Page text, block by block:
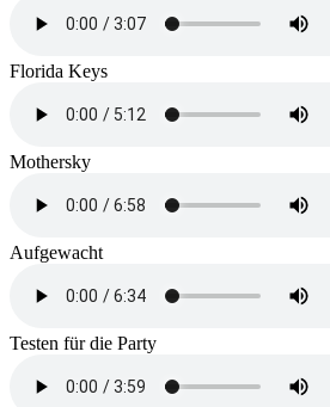
Florida Keys
Mothersky
Aufgewacht
Testen für die Party